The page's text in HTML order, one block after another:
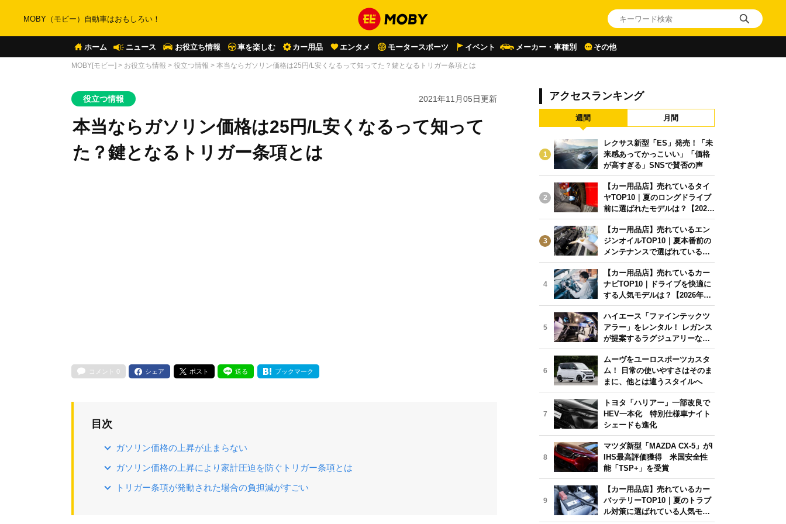
MOBY（モビー）自動車はおもしろい！
ホーム ニュース お役立ち情報 車を楽しむ カー用品 エンタメ モータースポーツ イベント メーカー・車種別 その他
MOBY[モビー] > お役立ち情報 > 役立つ情報 > 本当ならガソリン価格は25円/L安くなるって知ってた？鍵となるトリガー条項とは
役立つ情報 2021年11月05日更新
本当ならガソリン価格は25円/L安くなるって知って
た？鍵となるトリガー条項とは
コメント 0 シェア ポスト 送る ブックマーク
目次
ガソリン価格の上昇が止まらない
ガソリン価格の上昇により家計圧迫を防ぐトリガー条項とは
トリガー条項が発動された場合の負担減がすごい
アクセスランキング
週間 月間
1
レクサス新型「ES」発売！「未
来感あってかっこいい」「価格
が高すぎる」SNSで賛否の声
2
【カー用品店】売れているタイ
ヤTOP10｜夏のロングドライブ
前に選ばれたモデルは？【2026
年6月版】
3
【カー用品店】売れているエン
ジンオイルTOP10｜夏本番前の
メンテナンスで選ばれている人
気モデルは？【2026年6月版】
4
【カー用品店】売れているカー
ナビTOP10｜ドライブを快適に
する人気モデルは？【2026年6
月版】
5
ハイエース「ファインテックツ
アラー」をレンタル！ レガンス
が提案するラグジュアリーな移
動体験
6
ムーヴをユーロスポーツカスタ
ム！ 日常の使いやすさはそのま
まに、他とは違うスタイルへ
7
トヨタ「ハリアー」一部改良で
HEV一本化 特別仕様車ナイト
シェードも進化
8
マツダ新型「MAZDA CX-5」がI
IHS最高評価獲得 米国安全性
能「TSP+」を受賞
9
【カー用品店】売れているカー
バッテリーTOP10｜夏のトラブ
ル対策に選ばれている人気モデ